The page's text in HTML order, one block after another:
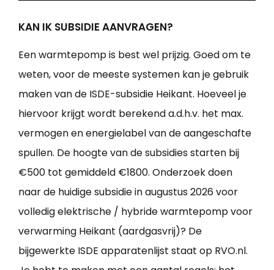
KAN IK SUBSIDIE AANVRAGEN?
Een warmtepomp is best wel prijzig. Goed om te
weten, voor de meeste systemen kan je gebruik
maken van de ISDE-subsidie Heikant. Hoeveel je
hiervoor krijgt wordt berekend a.d.h.v. het max.
vermogen en energielabel van de aangeschafte
spullen. De hoogte van de subsidies starten bij
€500 tot gemiddeld €1800. Onderzoek doen
naar de huidige subsidie in augustus 2026 voor
volledig elektrische / hybride warmtepomp voor
verwarming Heikant (aardgasvrij)? De
bijgewerkte ISDE apparatenlijst staat op RVO.nl.